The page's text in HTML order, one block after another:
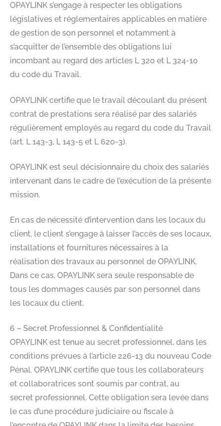
OPAYLINK s’engage à respecter les obligations
législatives et réglementaires applicables en matière
de gestion de son personnel et notamment à
s’acquitter de l’ensemble des obligations lui
incombant au regard des articles L 320 et L 324-10
du code du Travail.​
OPAYLINK certifie que le travail découlant du présent
contrat de prestations sera réalisé par des salariés
régulièrement employés au regard du code du Travail
(art. L 143-3, L 143-5 et L 620-3).​
OPAYLINK est seul décisionnaire du choix des salariés
intervenant dans le cadre de l’exécution de la présente
mission.​
En cas de nécessité d’intervention dans les locaux du
client, le client s’engage à laisser l’accès de ses locaux,
installations et fournitures nécessaires à la
réalisation des travaux au personnel de OPAYLINK.
Dans ce cas, OPAYLINK sera seule responsable de
tous les dommages causés par son personnel dans
les locaux du client.​
6 – Secret Professionnel & Confidentialité​
OPAYLINK est tenue au secret professionnel, dans les
conditions prévues à l’article 226-13 du nouveau Code
Pénal. OPAYLINK certifie que tous les collaborateurs
et collaboratrices sont soumis par contrat, au
secret professionnel. Cette obligation sera levée dans
le cas d’une procédure judiciaire ou fiscale à